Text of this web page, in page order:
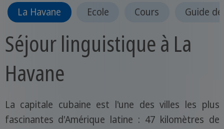
La Havane Ecole Cours Guide
Séjour linguistique à La
Havane
La capitale cubaine est l'une des villes les plus
fascinantes d'Amérique latine : 47 kilomètres de